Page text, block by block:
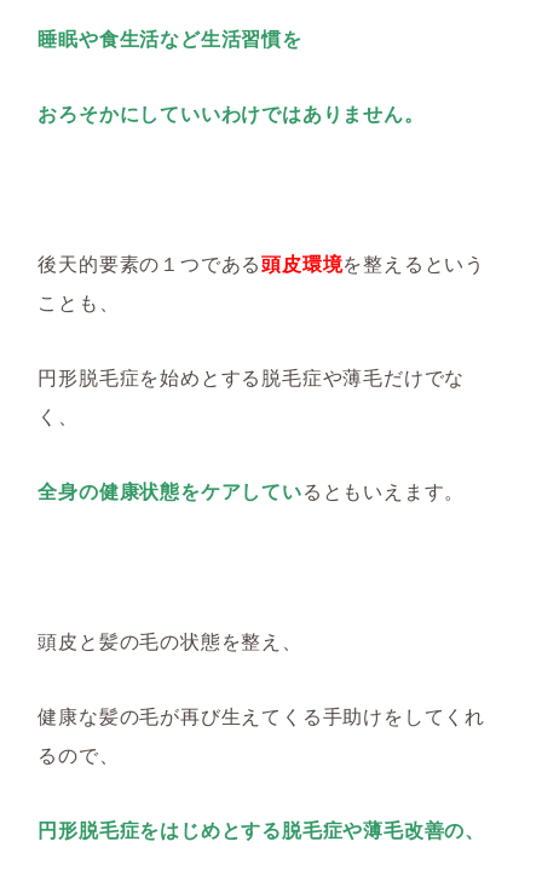
睡眠や食生活など生活習慣を
おろそかにしていいわけではありません。
後天的要素の１つである頭皮環境を整えるという
ことも、
円形脱毛症を始めとする脱毛症や薄毛だけでな
く、
全身の健康状態をケアしているともいえます。
頭皮と髪の毛の状態を整え、
健康な髪の毛が再び生えてくる手助けをしてくれ
るので、
円形脱毛症をはじめとする脱毛症や薄毛改善の、